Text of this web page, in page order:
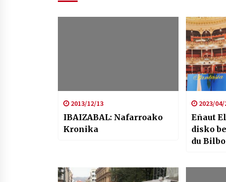
2013/12/13
IBAIZABAL: Nafarroako
Kronika
2023/04/
Eñaut
disko
du